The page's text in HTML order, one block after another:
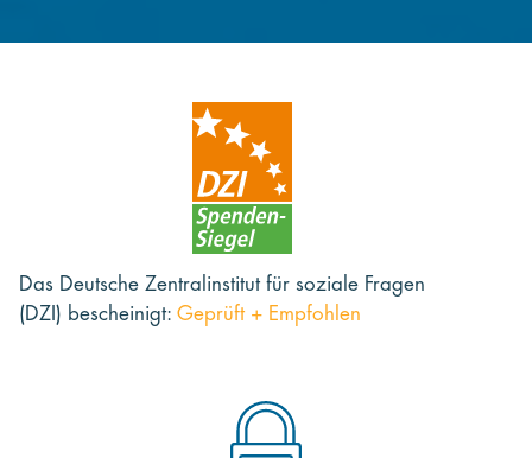
Das Deutsche Zentralinstitut für soziale Fragen
(DZI) bescheinigt: Geprüft + Empfohlen